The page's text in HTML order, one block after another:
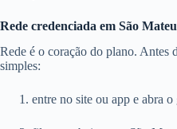
Rede credenciada em São
Rede é o coração do plano. Antes
simples:
entre no site ou app e abra o